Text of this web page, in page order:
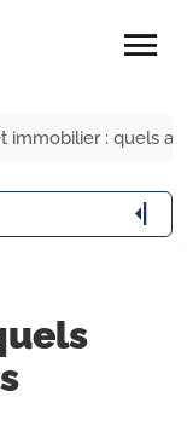
menu
immobilier : quels
arrow_menu_close